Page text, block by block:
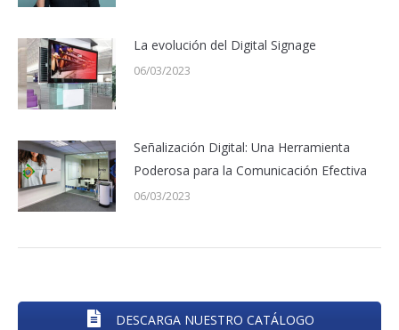
La evolución del Digital Signage
06/03/2023
Señalización Digital: Una Herramienta
Poderosa para la Comunicación Efectiva
06/03/2023
DESCARGA NUESTRO CATÁLOGO